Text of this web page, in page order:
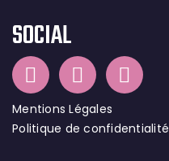
SOCIAL
Mentions Légales
Politique de confidentialité